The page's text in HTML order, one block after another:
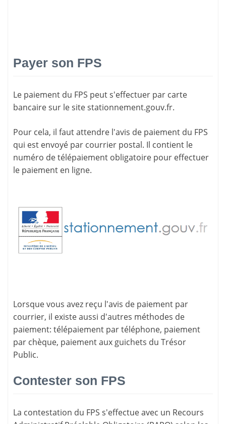
Payer son FPS
Le paiement du FPS peut s'effectuer par carte
bancaire sur le sitestationnement.gouv.fr.
Pour cela, il faut attendre l'avis de paiement du FPS
qui est envoyé par courrier postal. Il contient le
numéro de télépaiement obligatoire pour effectuer
le paiement en ligne.
Lorsque vous avez reçu l'avis de paiement par
courrier, il existe aussi d'autres méthodes de
paiement: télépaiement par téléphone, paiement
par chèque, paiement aux guichets du Trésor
Public.
Contester son FPS
La contestation du FPS s'effectue avec un Recours